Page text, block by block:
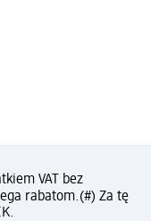
VAT bez
rabatom.(#) Za tę